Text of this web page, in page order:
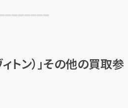
ィトン）」その他の買取参